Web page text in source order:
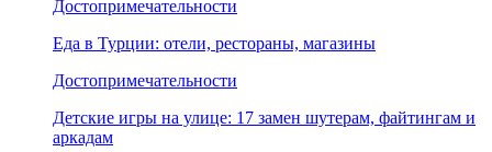
Достопримечательности
Еда в Турции: отели, рестораны, магазины
Достопримечательности
Детские игры на улице: 17 замен шутерам, файтингам и
аркадам